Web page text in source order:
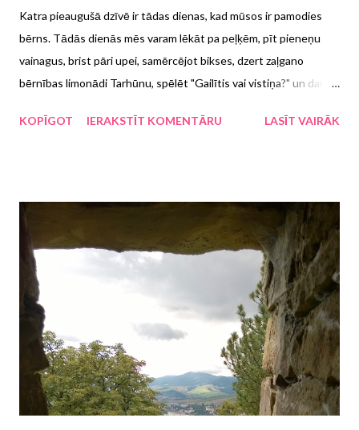
Katra pieaugušā dzīvē ir tādas dienas, kad mūsos ir pamodies
bērns. Tādās dienās mēs varam lēkāt pa peļķēm, pīt pieneņu
vainagus, brist pāri upei, samērcējot bikses, dzert zaļgano
bērnības limonādi Tarhūnu, spēlēt "Gailītis vai vistiņa?" un darīt
nenopietnām lietām ir arī bērnu grāmatu lasīšana tajos gados,
izvērtās dubultjautri, kad brīvdienās ar savu tīni šo pašu grāmatu
lasījām kopā no viena datora ekrāna vēlreiz. Kāpēc gan auniņa
Šona piedzīvojumi spēj aizraut gana nopietnus cilvēkus?
KOPĪGOT IERAKSTĪT KOMENTĀRU LASĪT VAIRĀK